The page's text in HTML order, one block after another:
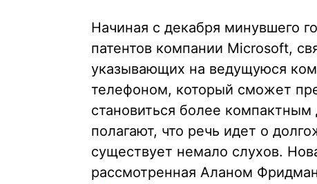
Начиная с декабря минувшего
патентов компании Microsoft,
указывающих на ведущуюся
телефоном, который сможет
становиться более
полагают, что речь идет о
существует немало слухов.
рассмотренная Аланом